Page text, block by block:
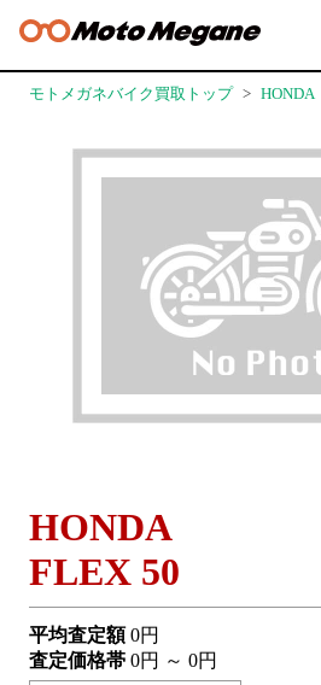
モトメガネバイク買取トップ HONDA
HONDA
FLEX 50
平均査定額0円
査定価格帯 0円 ～ 0円